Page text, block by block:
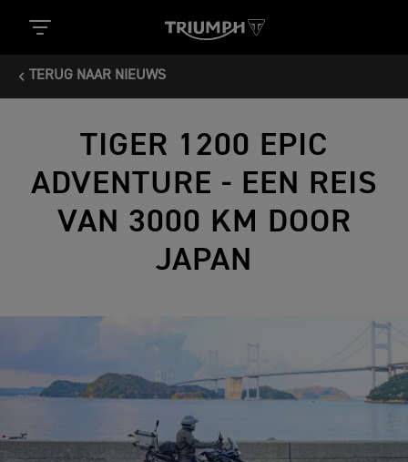
TERUG NAAR NIEUWS
TIGER 1200 EPIC
ADVENTURE - EEN REIS
VAN 3000 KM DOOR
JAPAN